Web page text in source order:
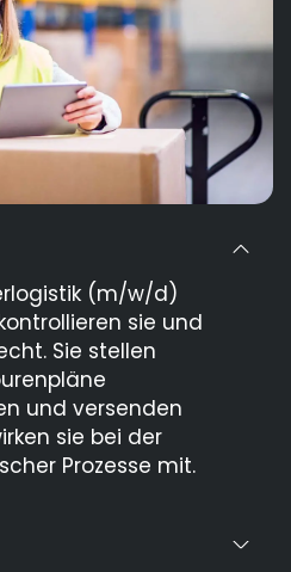
(m/w/d)
sie und
Sie stellen
und versenden
sie bei der
Prozesse mit.